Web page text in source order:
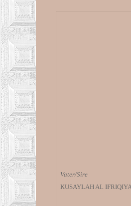
Vater/Sire
KUSAYLAH AL